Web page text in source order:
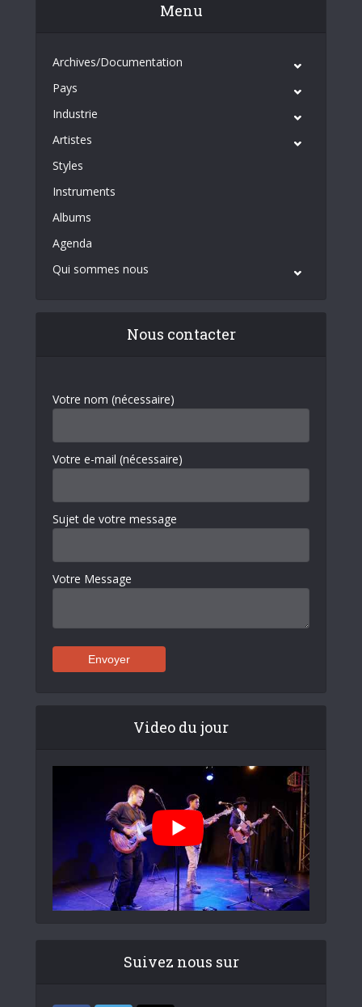
Menu
Archives/Documentation
Pays
Industrie
Artistes
Styles
Instruments
Albums
Agenda
Qui sommes nous
Nous contacter
Votre nom (nécessaire)
Votre e-mail (nécessaire)
Sujet de votre message
Votre Message
Video du jour
Suivez nous sur